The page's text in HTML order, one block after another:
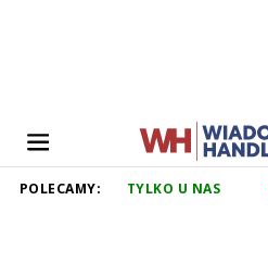
POLECAMY: TYLKO U NAS